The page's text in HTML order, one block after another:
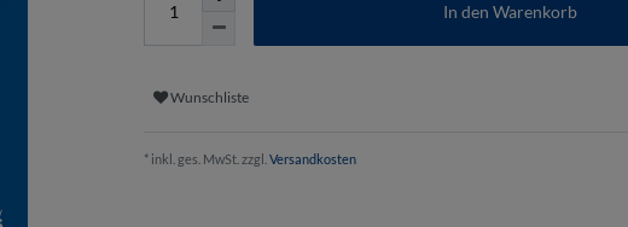
In den Warenkorb
Wunschliste
* inkl. ges. MwSt. zzgl. Versandkosten